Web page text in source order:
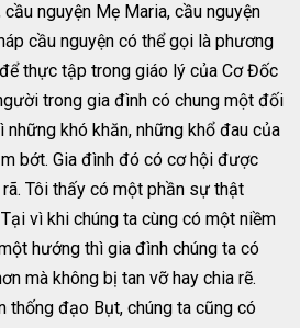
nguyện Mẹ Maria, cầu nguyện
cầu nguyện có thể gọi là phương
thực tập trong giáo lý của Cơ Đốc
trong gia đình có chung một đối
khó khăn, những khổ đau của
bớt. Gia đình đó có cơ hội được
rã. Tôi thấy có một phần sự thật
vì khi chúng ta cùng có một niềm
hướng thì gia đình chúng ta có
mà không bị tan vỡ hay chia rẽ.
thống đạo Bụt, chúng ta cũng có